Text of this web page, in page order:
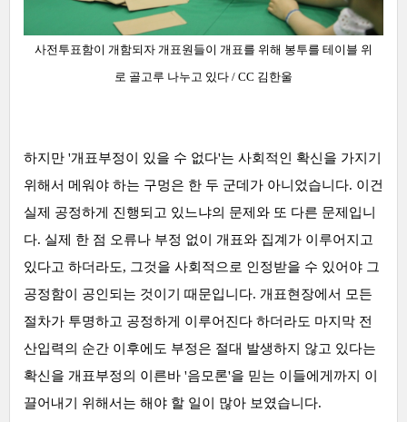
사전투표함이 개함되자 개표원들이 개표를 위해 봉투를 테이블 위
로 골고루 나누고 있다 / CC 김한울
하지만 '개표부정이 있을 수 없다'는 사회적인 확신을 가지기
위해서 메워야 하는 구멍은 한 두 군데가 아니었습니다. 이건
실제 공정하게 진행되고 있느냐의 문제와 또 다른 문제입니
다. 실제 한 점 오류나 부정 없이 개표와 집계가 이루어지고
있다고 하더라도, 그것을 사회적으로 인정받을 수 있어야 그
공정함이 공인되는 것이기 때문입니다. 개표현장에서 모든
절차가 투명하고 공정하게 이루어진다 하더라도 마지막 전
산입력의 순간 이후에도 부정은 절대 발생하지 않고 있다는
확신을 개표부정의 이른바 '음모론'을 믿는 이들에게까지 이
끌어내기 위해서는 해야 할 일이 많아 보였습니다.